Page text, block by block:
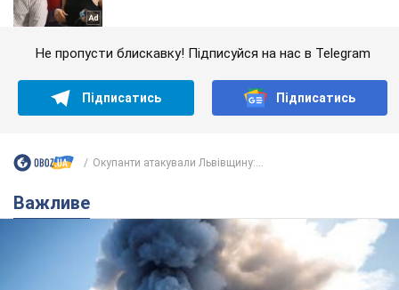
Не пропусти блискавку! Підписуйся на нас в Telegram
Підписатись Підписатись
Окупанти атакували Львівщину:...
Важливе